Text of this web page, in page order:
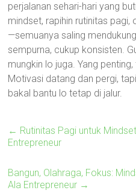
perjalanan sehari-hari yang
mindset, rapihin rutinitas pagi,
—semuanya saling
sempurna, cukup konsisten.
mungkin lo juga. Yang
Motivasi datang dan pergi,
bakal bantu lo tetap di jalur.
← Rutinitas Pagi untuk
Entrepreneur
Bangun, Olahraga, Fokus:
Ala Entrepreneur →